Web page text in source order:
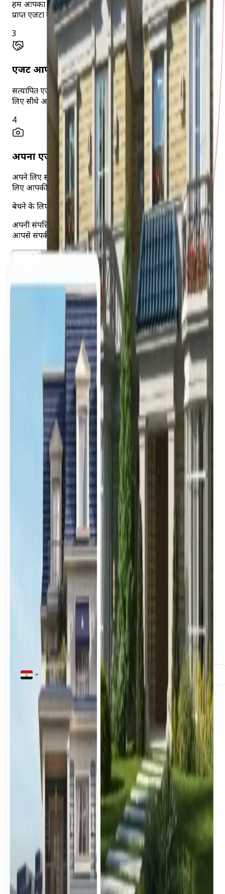
हम आपका विवरण Egypt MLS पर आपके क्षेत्र में सक्रिय लाइसेंस
प्राप्त एजेंटों के साथ साझा करते हैं।
3
एजेंट आपसे संपर्क करते हैं
सत्यापित एजेंट मूल्यांकन, मार्केटिंग और प्रतिनिधित्व पर चर्चा करने के
लिए सीधे आपसे संपर्क करते हैं।
4
अपना एजेंट चुनें और MLS पर लाइव हों
अपने लिए सबसे उपयुक्त एजेंट चुनें — वे अधिकतम एक्सपोज़र के
लिए आपकी संपत्ति को Egypt MLS पर सूचीबद्ध करेंगे।
बेचने के लिए तैयार हैं? आज ही शुरू करें
अपनी संपत्ति का विवरण जमा करें और हमारी टीम 24 घंटे के भीतर
आपसे संपर्क करेगी।
शुरू करें
EREP के साथ क्यों बेचें
EREP वह मार्केटप्लेस है जो आपको Egypt MLS पर सक्रिय एजेंटों
और खरीदारों से जोड़ता है।
अधिकतम एक्सपोज़र
Egypt MLS पर प्रकाशित लिस्टिंग देश के सबसे बड़े सत्यापित एजेंटों
और खरीदारों के नेटवर्क में वितरित की जाती हैं।
केवल सत्यापित एजेंट
EREP आपको लाइसेंस प्राप्त, सत्यापित एजेंटों से जोड़ता है — अयोग्य
ब्रोकरों की अनचाही कॉल नहीं।
नियंत्रण आपके हाथ में
एजेंटों की तुलना करें, चुनें कि कौन आपका प्रतिनिधित्व करे, और
अपनी शर्तों पर बातचीत करें।
अपनी संपत्ति का विवरण जमा करें
हमें अपनी संपत्ति के बारे में बताएं और हमारी टीम 24 घंटे के भीतर
मुफ़्त मूल्यांकन के साथ आपसे संपर्क करेगी।
मालिक की जानकारी
*
*
+20
संपत्ति विवरण
संपत्ति का प्रकार* संपत्ति का प्रकार चुनें
उप-प्रकार* उप-प्रकार चुनें
गवर्नोरेट चुनें
शहर / क्षेत्र शहर चुनें
पता / स्थान विवरण *
मैं अपनी संपत्ति की बिक्री के संबंध में संपर्क किए जाने के लिए
संपत्ति विवरण जमा करें
अक्सर पूछे जाने वाले प्रश्न